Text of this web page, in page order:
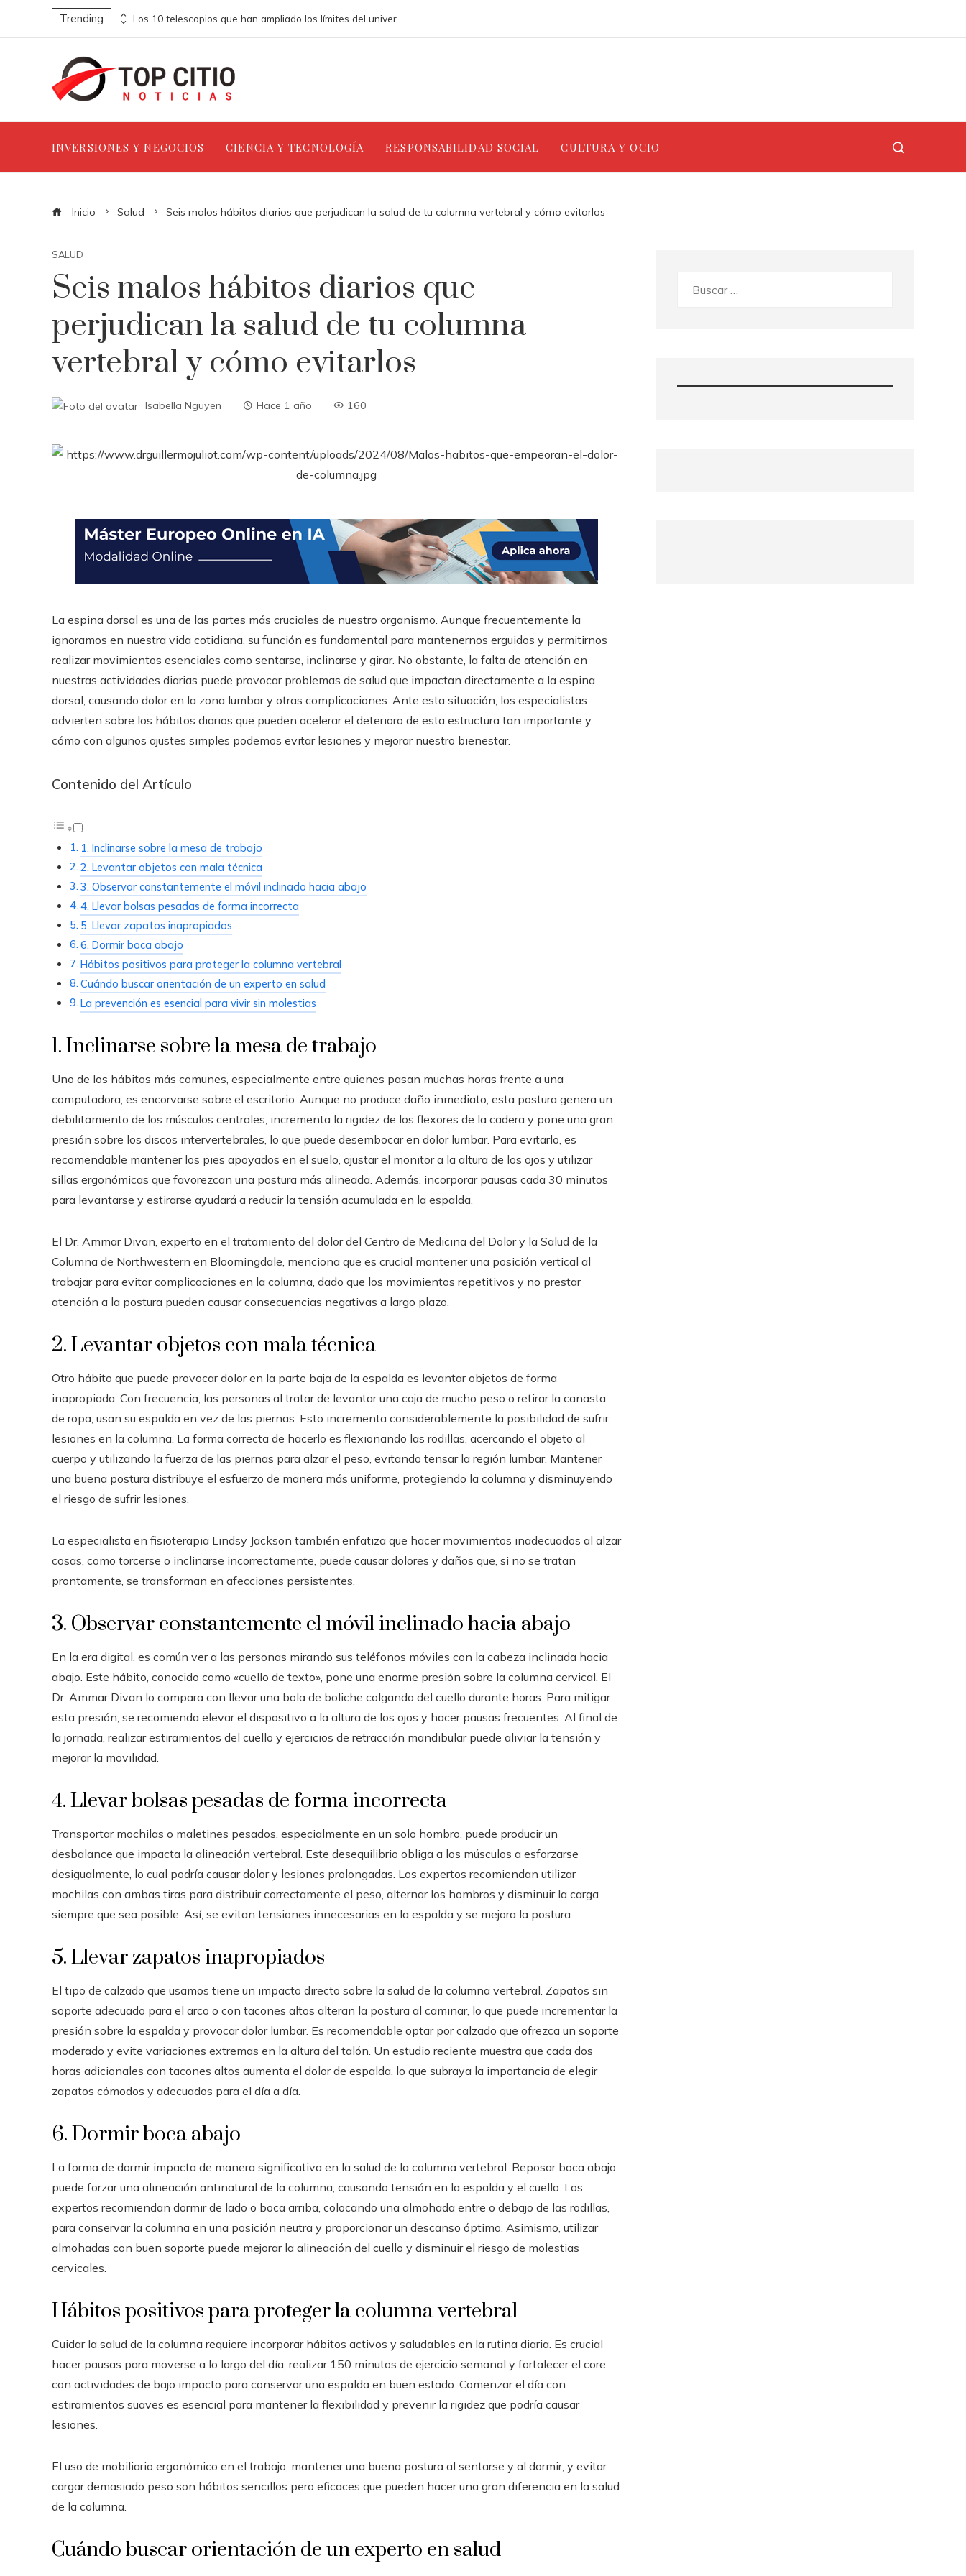
Trending La escena post-créditos de Spider-Man: Brand New Day y su papel en la evolución del MCU
INVERSIONES Y NEGOCIOS CIENCIA Y TECNOLOGÍA RESPONSABILIDAD SOCIAL CULTURA Y OCIO
Inicio Salud Seis malos hábitos diarios que perjudican la salud de tu columna vertebral y cómo evitarlos
SALUD
Seis malos hábitos diarios que
perjudican la salud de tu columna
vertebral y cómo evitarlos
Isabella Nguyen Hace 1 año 160
La espina dorsal es una de las partes más cruciales de nuestro organismo. Aunque frecuentemente la
ignoramos en nuestra vida cotidiana, su función es fundamental para mantenernos erguidos y permitirnos
realizar movimientos esenciales como sentarse, inclinarse y girar. No obstante, la falta de atención en
nuestras actividades diarias puede provocar problemas de salud que impactan directamente a la espina
dorsal, causando dolor en la zona lumbar y otras complicaciones. Ante esta situación, los especialistas
advierten sobre los hábitos diarios que pueden acelerar el deterioro de esta estructura tan importante y
cómo con algunos ajustes simples podemos evitar lesiones y mejorar nuestro bienestar.
Contenido del Artículo
1. Inclinarse sobre la mesa de trabajo
2. Levantar objetos con mala técnica
3. Observar constantemente el móvil inclinado hacia abajo
4. Llevar bolsas pesadas de forma incorrecta
5. Llevar zapatos inapropiados
6. Dormir boca abajo
Hábitos positivos para proteger la columna vertebral
Cuándo buscar orientación de un experto en salud
La prevención es esencial para vivir sin molestias
1. Inclinarse sobre la mesa de trabajo
Uno de los hábitos más comunes, especialmente entre quienes pasan muchas horas frente a una
computadora, es encorvarse sobre el escritorio. Aunque no produce daño inmediato, esta postura genera un
debilitamiento de los músculos centrales, incrementa la rigidez de los flexores de la cadera y pone una gran
presión sobre los discos intervertebrales, lo que puede desembocar en dolor lumbar. Para evitarlo, es
recomendable mantener los pies apoyados en el suelo, ajustar el monitor a la altura de los ojos y utilizar
sillas ergonómicas que favorezcan una postura más alineada. Además, incorporar pausas cada 30 minutos
para levantarse y estirarse ayudará a reducir la tensión acumulada en la espalda.
El Dr. Ammar Divan, experto en el tratamiento del dolor del Centro de Medicina del Dolor y la Salud de la
Columna de Northwestern en Bloomingdale, menciona que es crucial mantener una posición vertical al
trabajar para evitar complicaciones en la columna, dado que los movimientos repetitivos y no prestar
atención a la postura pueden causar consecuencias negativas a largo plazo.
2. Levantar objetos con mala técnica
Otro hábito que puede provocar dolor en la parte baja de la espalda es levantar objetos de forma
inapropiada. Con frecuencia, las personas al tratar de levantar una caja de mucho peso o retirar la canasta
de ropa, usan su espalda en vez de las piernas. Esto incrementa considerablemente la posibilidad de sufrir
lesiones en la columna. La forma correcta de hacerlo es flexionando las rodillas, acercando el objeto al
cuerpo y utilizando la fuerza de las piernas para alzar el peso, evitando tensar la región lumbar. Mantener
una buena postura distribuye el esfuerzo de manera más uniforme, protegiendo la columna y disminuyendo
el riesgo de sufrir lesiones.
La especialista en fisioterapia Lindsy Jackson también enfatiza que hacer movimientos inadecuados al alzar
cosas, como torcerse o inclinarse incorrectamente, puede causar dolores y daños que, si no se tratan
prontamente, se transforman en afecciones persistentes.
3. Observar constantemente el móvil inclinado hacia abajo
En la era digital, es común ver a las personas mirando sus teléfonos móviles con la cabeza inclinada hacia
abajo. Este hábito, conocido como «cuello de texto», pone una enorme presión sobre la columna cervical. El
Dr. Ammar Divan lo compara con llevar una bola de boliche colgando del cuello durante horas. Para mitigar
esta presión, se recomienda elevar el dispositivo a la altura de los ojos y hacer pausas frecuentes. Al final de
la jornada, realizar estiramientos del cuello y ejercicios de retracción mandibular puede aliviar la tensión y
mejorar la movilidad.
4. Llevar bolsas pesadas de forma incorrecta
Transportar mochilas o maletines pesados, especialmente en un solo hombro, puede producir un
desbalance que impacta la alineación vertebral. Este desequilibrio obliga a los músculos a esforzarse
desigualmente, lo cual podría causar dolor y lesiones prolongadas. Los expertos recomiendan utilizar
mochilas con ambas tiras para distribuir correctamente el peso, alternar los hombros y disminuir la carga
siempre que sea posible. Así, se evitan tensiones innecesarias en la espalda y se mejora la postura.
5. Llevar zapatos inapropiados
El tipo de calzado que usamos tiene un impacto directo sobre la salud de la columna vertebral. Zapatos sin
soporte adecuado para el arco o con tacones altos alteran la postura al caminar, lo que puede incrementar la
presión sobre la espalda y provocar dolor lumbar. Es recomendable optar por calzado que ofrezca un soporte
moderado y evite variaciones extremas en la altura del talón. Un estudio reciente muestra que cada dos
horas adicionales con tacones altos aumenta el dolor de espalda, lo que subraya la importancia de elegir
zapatos cómodos y adecuados para el día a día.
6. Dormir boca abajo
La forma de dormir impacta de manera significativa en la salud de la columna vertebral. Reposar boca abajo
puede forzar una alineación antinatural de la columna, causando tensión en la espalda y el cuello. Los
expertos recomiendan dormir de lado o boca arriba, colocando una almohada entre o debajo de las rodillas,
para conservar la columna en una posición neutra y proporcionar un descanso óptimo. Asimismo, utilizar
almohadas con buen soporte puede mejorar la alineación del cuello y disminuir el riesgo de molestias
cervicales.
Hábitos positivos para proteger la columna vertebral
Cuidar la salud de la columna requiere incorporar hábitos activos y saludables en la rutina diaria. Es crucial
hacer pausas para moverse a lo largo del día, realizar 150 minutos de ejercicio semanal y fortalecer el core
con actividades de bajo impacto para conservar una espalda en buen estado. Comenzar el día con
estiramientos suaves es esencial para mantener la flexibilidad y prevenir la rigidez que podría causar
lesiones.
El uso de mobiliario ergonómico en el trabajo, mantener una buena postura al sentarse y al dormir, y evitar
cargar demasiado peso son hábitos sencillos pero eficaces que pueden hacer una gran diferencia en la salud
de la columna.
Cuándo buscar orientación de un experto en salud